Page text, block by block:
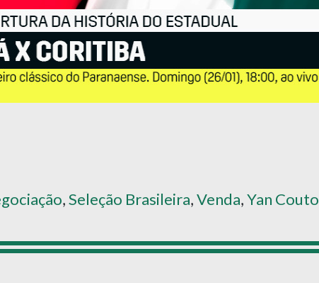
,Seleção Brasileira,Venda,Yan Couto